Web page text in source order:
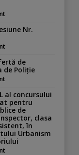
Nr.
de
de Poliție
al concursului
pentru
de
clasa
în
Urbanism